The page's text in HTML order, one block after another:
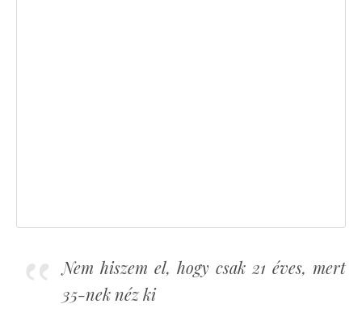
Nem hiszem el, hogy csak 21 éves, mert
35-nek néz ki